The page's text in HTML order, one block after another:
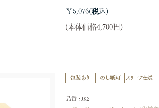
￥5,076
(本体価格4,700円)
品番 :JK2